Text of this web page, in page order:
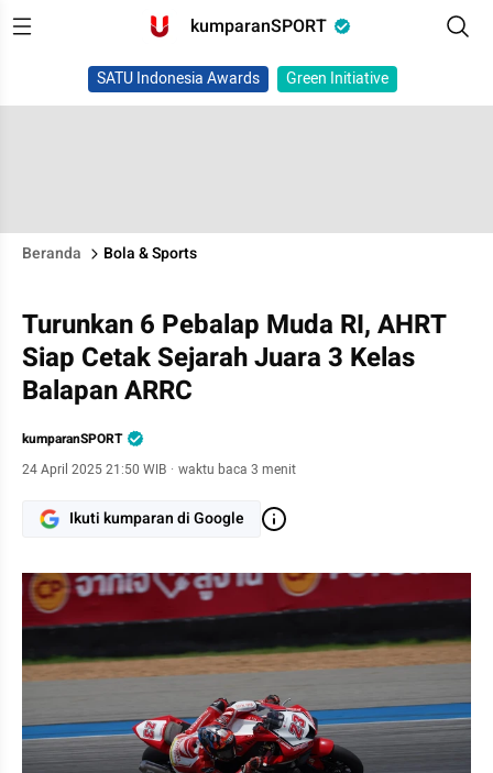
kumparanSPORT
SATU Indonesia Awards Green Initiative
Beranda Bola & Sports
Turunkan 6 Pebalap Muda RI, AHRT
Siap Cetak Sejarah Juara 3 Kelas
Balapan ARRC
kumparanSPORT
24 April 2025 21:50 WIB · waktu baca 3 menit
Ikuti kumparan di Google